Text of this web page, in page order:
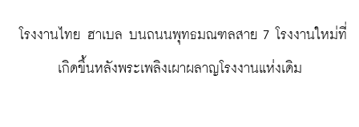
เกิดขึ้นหลังพระเพลิงเผาผลาญโรงงานแห่งเดิม